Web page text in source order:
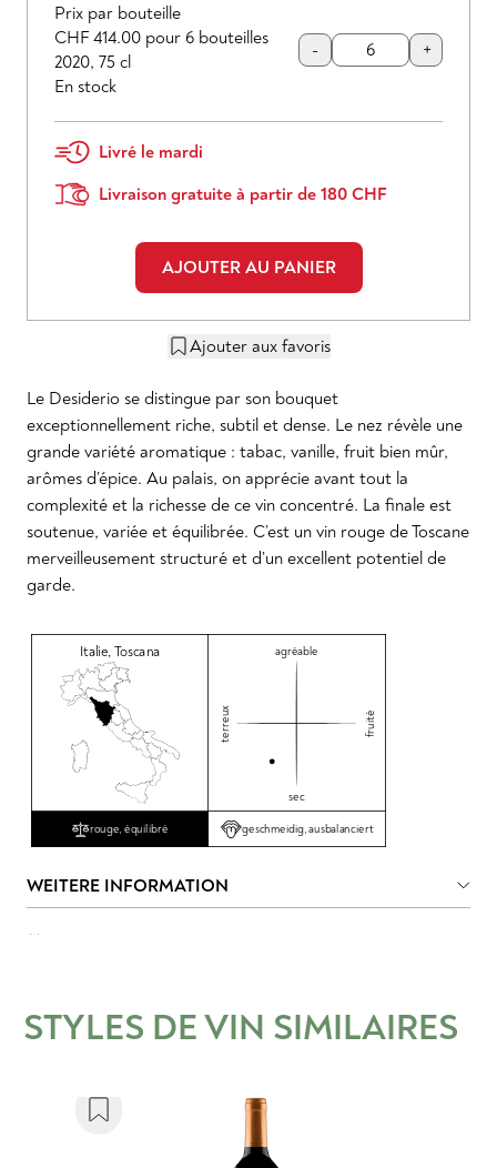
Prix par bouteille
CHF 414.00 pour 6 bouteilles
2020, 75 cl
En stock
- +
Livré le mardi
Livraison gratuite à partir de 180 CHF
AJOUTER AU PANIER
Ajouter aux favoris
Le Desiderio se distingue par son bouquet
exceptionnellement riche, subtil et dense. Le nez révèle une
grande variété aromatique : tabac, vanille, fruit bien mûr,
arômes d’épice. Au palais, on apprécie avant tout la
complexité et la richesse de ce vin concentré. La finale est
soutenue, variée et équilibrée. C’est un vin rouge de Toscane
merveilleusement structuré et d’un excellent potentiel de
garde.
Italie,Toscana agréable
terreux fruité
sec
rouge, équilibré geschmeidig, ausbalanciert
WEITERE INFORMATION
STYLES DE VIN SIMILAIRES